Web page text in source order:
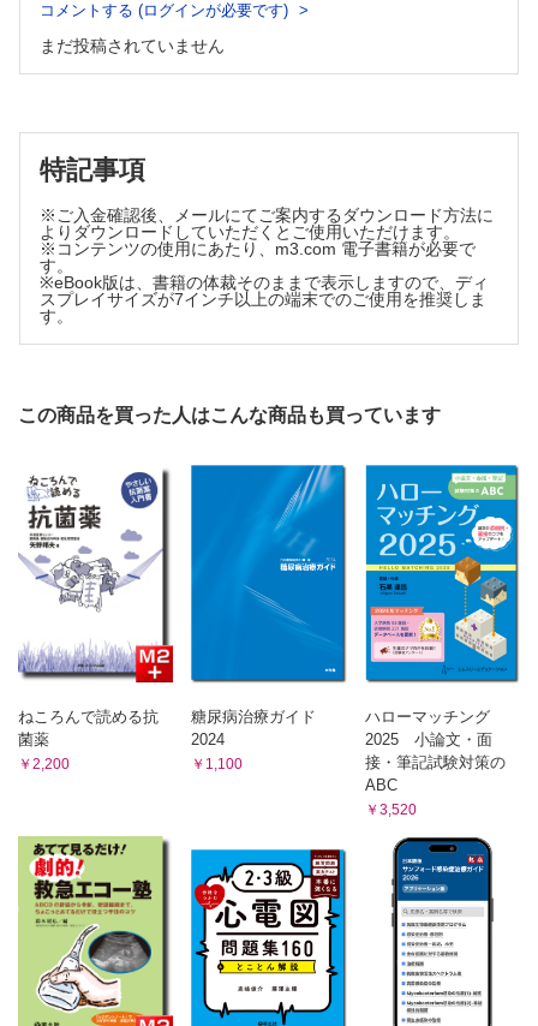
モンテフィオーレ病院
観察から生まれる科学
Chapter 5．医（メディシン）における倫理
人工呼吸器を装着して生きる
気管切開から喉頭摘出へ
人工呼吸器装着の意志の撤回
ALS 患者の自殺幇助事件
語り継ぐことの意義
死と寿命
Chapter 6．患者さんから学ぶということ
ハンセン病の患者さんが教えてくれたこと
生きがいについて
医の実践は二人称的関係
迷うことの意義
医の倫理
まず人であれ！
おわりに
コメントする (ログインが必要です)
まだ投稿されていません
特記事項
※ご入金確認後、メールにてご案内するダウンロード方法に
よりダウンロードしていただくとご使用いただけます。
※コンテンツの使用にあたり、m3.com 電子書籍が必要で
す。
※eBook版は、書籍の体裁そのままで表示しますので、ディ
スプレイサイズが7インチ以上の端末でのご使用を推奨しま
す。
この商品を買った人はこんな商品も買っています
ねころんで読める抗
菌薬
￥2,200
糖尿病治療ガイド
2024
￥1,100
ハローマッチング
2025 小論文・面
接・筆記試験対策の
ABC
￥3,520